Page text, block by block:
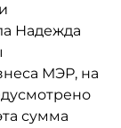
и
Надежда
МЭР, на
сумма